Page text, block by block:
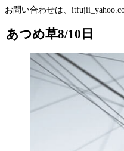
お問い合わせは、
あつめ草8/10日